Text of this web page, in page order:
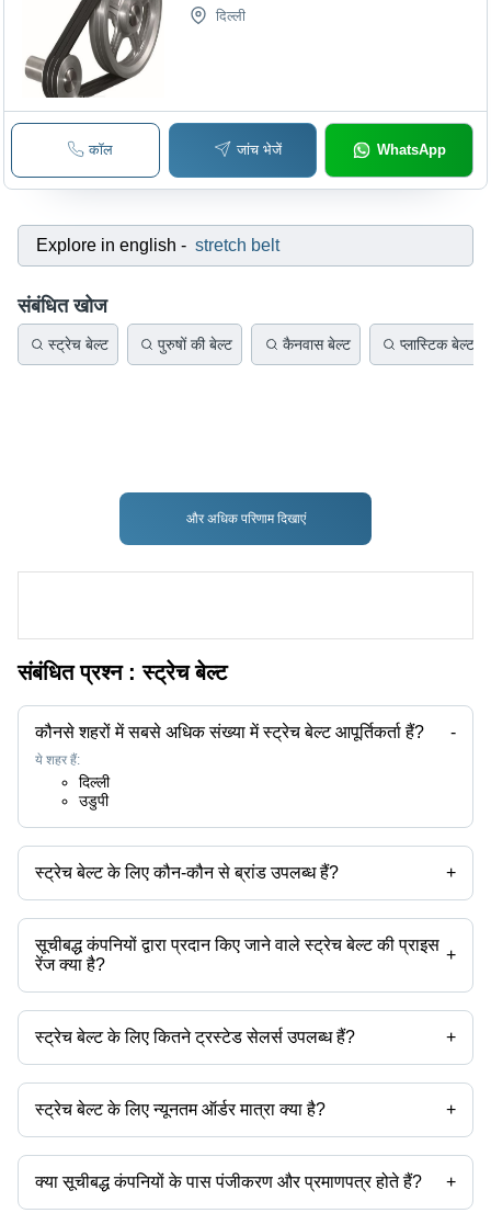
दिल्ली
कॉल जांच भेजें WhatsApp
Explore in english - stretch belt
संबंधित खोज
स्ट्रेच बेल्ट पुरुषों की बेल्ट कैनवास बेल्ट प्लास्टिक बेल्ट
और अधिक परिणाम दिखाएं
संबंधित प्रश्न :स्ट्रेच बेल्ट
कौनसे शहरों में सबसे अधिक संख्या में स्ट्रेच बेल्ट आपूर्तिकर्ता हैं? -
ये शहर हैं:
दिल्ली
उडुपी
स्ट्रेच बेल्ट के लिए कौन-कौन से ब्रांड उपलब्ध हैं? +
उपलब्ध ब्रांड हैं -
सूचीबद्ध कंपनियों द्वारा प्रदान किए जाने वाले स्ट्रेच बेल्ट की प्राइस
रेंज क्या है?
+
स्ट्रेच बेल्ट की प्राइस रेंज है -
कंपनी का नाम मुद्रा प्रोडक्ट का नाम
स्ट्रेच बेल्ट के लिए कितने ट्रस्टेड सेलर्स उपलब्ध हैं? +
स्ट्रेच बेल्ट के ट्रस्टेड सेलर्स हैं:
स्ट्रेच बेल्ट के लिए न्यूनतम ऑर्डर मात्रा क्या है? +
उत्पाद के साथ न्यूनतम ऑर्डर मात्रा उल्लेखित होती है और कंपनी से कंपनी भिन्न हो सकती
है।
क्या सूचीबद्ध कंपनियों के पास पंजीकरण और प्रमाणपत्र होते हैं? +
अधिकांश कंपनियों के पास पंजीकरण होता है, और प्रमाणपत्र रखने वाली कंपनियां हैं -